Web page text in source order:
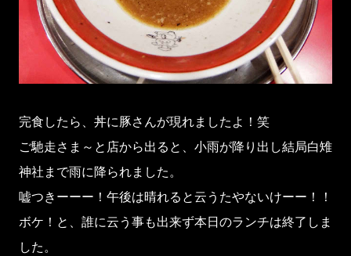
完食したら、丼に豚さんが現れましたよ！笑
ご馳走さま～と店から出ると、小雨が降り出し結局白雉
神社まで雨に降られました。
嘘つきーーー！午後は晴れると云うたやないけーー！！
ボケ！と、誰に云う事も出来ず本日のランチは終了しま
した。